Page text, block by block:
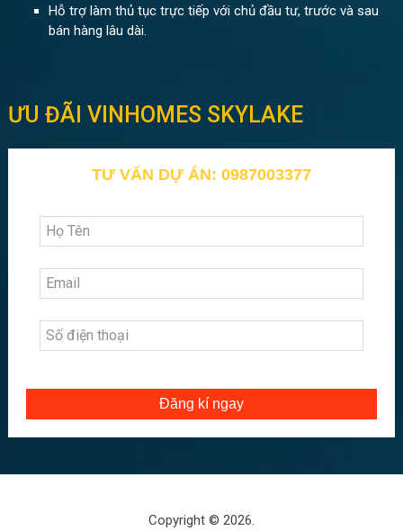
Hỗ trợ làm thủ tục trực tiếp với chủ đầu tư, trước và sau
bán hàng lâu dài.
ƯU ĐÃI VINHOMES SKYLAKE
TƯ VẤN DỰ ÁN: 0987003377
Đăng kí ngay
Copyright © 2026.